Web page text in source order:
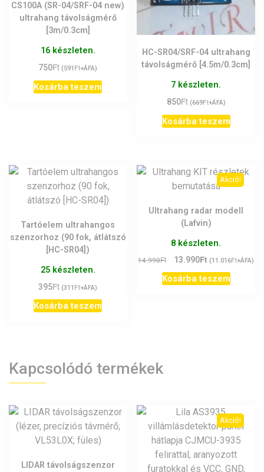
CS100A (SR-04/SRF-04 new)
ultrahang távolságmérő
[3m/0.3cm]
16 készleten.
750Ft (591 Ft+ÁFA)
Kosárba teszem
HC-SR04/SRF-04 ultrahang
távolságmérő [4.5m/0.3cm]
7 készleten.
850Ft (669Ft+ÁFA)
Kosárba teszem
Tartóelem ultrahangos
szenzorhoz (90 fok, átlátszó
[HC-SR04])
25 készleten.
395Ft (311 Ft+ÁFA)
Kosárba teszem
Akció!
Ultrahang radar modell
(Lafvin)
8 készleten.
14.990Ft
Original
price
was:
13.990Ft Current
price
is:
(11.016Ft+ÁFA)
Kosárba teszem
Kapcsolódó termékek
LIDAR távolságszenzor
Akció!